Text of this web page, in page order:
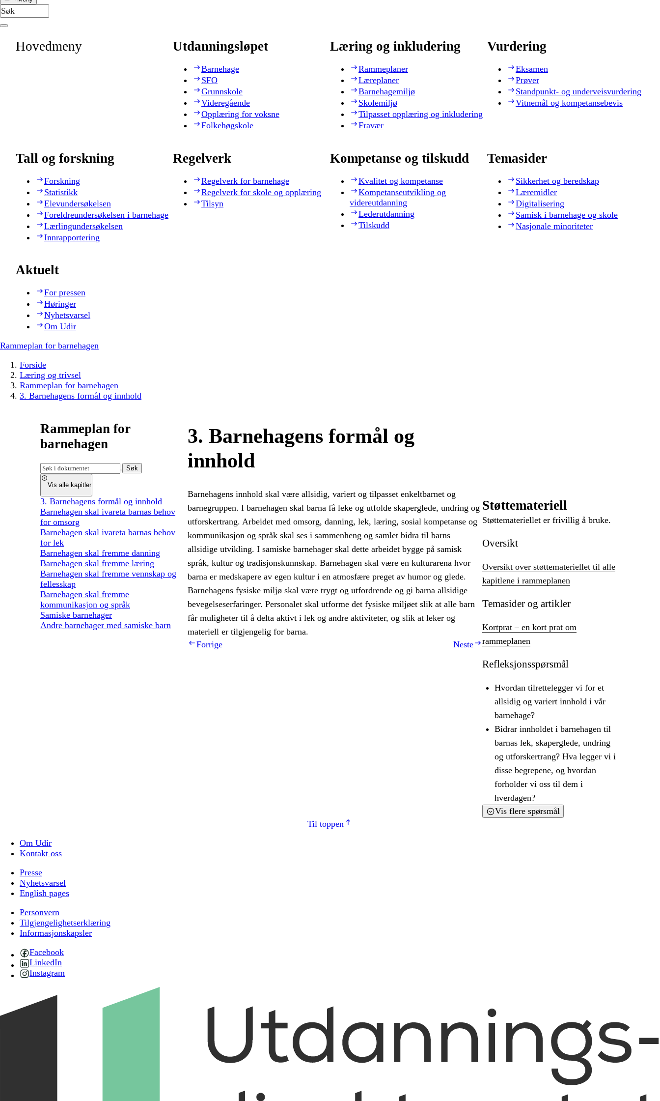
Hovedmeny Utdanningsløpet
Barnehage
SFO
Grunnskole
Videregående
Opplæring for voksne
Folkehøgskole
Læring og inkludering
Rammeplaner
Læreplaner
Barnehagemiljø
Skolemiljø
Tilpasset opplæring og inkludering
Fravær
Vurdering
Eksamen
Prøver
Standpunkt- og underveisvurdering
Vitnemål og kompetansebevis
Tall og forskning
Forskning
Statistikk
Elevundersøkelsen
Foreldreundersøkelsen i barnehage
Lærlingundersøkelsen
Innrapportering
Regelverk
Regelverk for barnehage
Regelverk for skole og opplæring
Tilsyn
Kompetanse og tilskudd
Kvalitet og kompetanse
Kompetanseutvikling og
videreutdanning
Lederutdanning
Tilskudd
Temasider
Sikkerhet og beredskap
Læremidler
Digitalisering
Samisk i barnehage og skole
Nasjonale minoriteter
Aktuelt
For pressen
Høringer
Nyhetsvarsel
Om Udir
Rammeplan for barnehagen
Forside
Læring og trivsel
Rammeplan for barnehagen
3. Barnehagens formål og innhold
Rammeplan for
barnehagen
Søk
Vis alle kapitler
3. Barnehagens formål og innhold
Barnehagen skal ivareta barnas behov
for omsorg
Barnehagen skal ivareta barnas behov
for lek
Barnehagen skal fremme danning
Barnehagen skal fremme læring
Barnehagen skal fremme vennskap og
fellesskap
Barnehagen skal fremme
kommunikasjon og språk
Samiske barnehager
Andre barnehager med samiske barn
3. Barnehagens formål og
innhold
Barnehagens innhold skal være allsidig, variert og tilpasset enkeltbarnet og
barnegruppen. I barnehagen skal barna få leke og utfolde skaperglede, undring og
utforskertrang. Arbeidet med omsorg, danning, lek, læring, sosial kompetanse og
kommunikasjon og språk skal ses i sammenheng og samlet bidra til barns
allsidige utvikling. I samiske barnehager skal dette arbeidet bygge på samisk
språk, kultur og tradisjonskunnskap. Barnehagen skal være en kulturarena hvor
barna er medskapere av egen kultur i en atmosfære preget av humor og glede.
Barnehagens fysiske miljø skal være trygt og utfordrende og gi barna allsidige
bevegelseserfaringer. Personalet skal utforme det fysiske miljøet slik at alle barn
får muligheter til å delta aktivt i lek og andre aktiviteter, og slik at leker og
materiell er tilgjengelig for barna.
Neste
Forrige
Støttemateriell
Støttemateriellet er frivillig å bruke.
Oversikt
Oversikt over støttemateriellet til alle
kapitlene i rammeplanen
Temasider og artikler
Kortprat – en kort prat om
rammeplanen
Refleksjonsspørsmål
Hvordan tilrettelegger vi for et
allsidig og variert innhold i vår
barnehage?
Bidrar innholdet i barnehagen til
barnas lek, skaperglede, undring
og utforskertrang? Hva legger vi i
disse begrepene, og hvordan
forholder vi oss til dem i
hverdagen?
Vis flere spørsmål
Til toppen
Om Udir
Kontakt oss
Presse
Nyhetsvarsel
English pages
Personvern
Tilgjengelighetserklæring
Informasjonskapsler
Facebook
LinkedIn
Instagram